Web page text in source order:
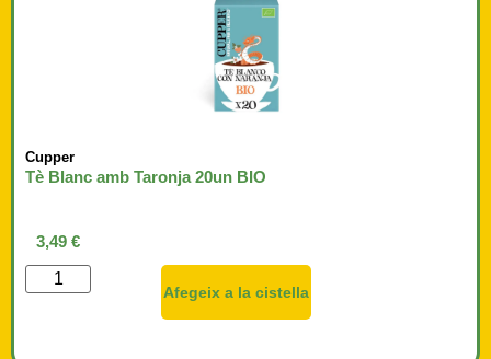
Cupper
Tè Blanc amb Taronja 20un BIO
3,49 €
Afegeix a la cistella